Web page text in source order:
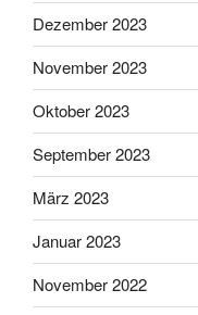
Dezember 2023
November 2023
Oktober 2023
September 2023
März 2023
Januar 2023
November 2022